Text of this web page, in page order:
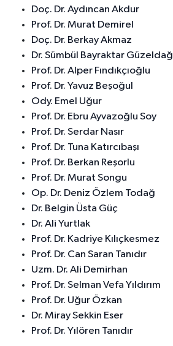
Doç. Dr. Aydıncan Akdur
Prof. Dr. Murat Demirel
Doç. Dr. Berkay Akmaz
Dr. Sümbül Bayraktar Güzeldağ
Prof. Dr. Alper Fındıkçıoğlu
Prof. Dr. Yavuz Beşoğul
Ody. Emel Uğur
Prof. Dr. Ebru Ayvazoğlu Soy
Prof. Dr. Serdar Nasır
Prof. Dr. Tuna Katırcıbaşı
Prof. Dr. Berkan Reşorlu
Prof. Dr. Murat Songu
Op. Dr. Deniz Özlem Todağ
Dr. Belgin Üsta Güç
Dr. Ali Yurtlak
Prof. Dr. Kadriye Kılıçkesmez
Prof. Dr. Can Saran Tanıdır
Uzm. Dr. Ali Demirhan
Prof. Dr. Selman Vefa Yıldırım
Prof. Dr. Uğur Özkan
Dr. Miray Sekkin Eser
Prof. Dr. Yılören Tanıdır